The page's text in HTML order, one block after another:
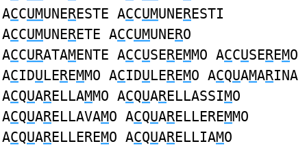
ACCUMUNERESTE ACCUMUNERESTI
ACCUMUNERETE ACCUMUNERO
ACCURATAMENTE ACCUSEREMMO ACCUSEREMO
ACIDULEREMMO ACIDULEREMO ACQUAMARINA
ACQUARELLAMMO ACQUARELLASSIMO
ACQUARELLAVAMO ACQUARELLEREMMO
ACQUARELLEREMO ACQUARELLIAMO